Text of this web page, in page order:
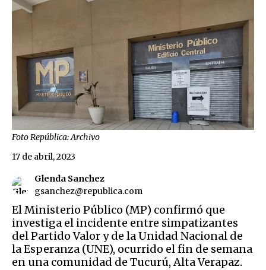
Foto República: Archivo
Glenda Sanchez
gsanchez@republica.com
17 de abril, 2023
El Ministerio Público (MP) confirmó que
investiga el incidente entre simpatizantes
del Partido Valor y de la Unidad Nacional de
la Esperanza (UNE), ocurrido el fin de semana
en una comunidad de Tucurú, Alta Verapaz.